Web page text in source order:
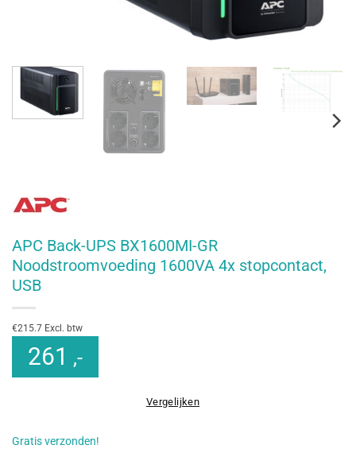
APC Back-UPS BX1600MI-GR
Noodstroomvoeding 1600VA 4x stopcontact,
USB
€215.7 Excl. btw
261 ,-
Vergelijken
Gratis verzonden!